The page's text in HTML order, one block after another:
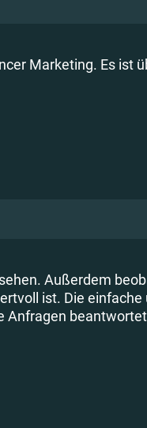
Marketing. Es ist
Außerdem
ist. Die
Anfragen